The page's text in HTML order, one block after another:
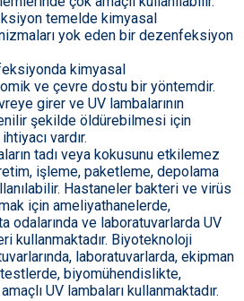
temelde kimyasal
yok eden bir dezenfeksiyon
kimyasal
ve çevre dostu bir yöntemdir.
girer ve UV lambalarının
şekilde öldürebilmesi için
vardır.
tadı veya kokusunu etkilemez
işleme, paketleme, depolama
Hastaneler bakteri ve virüs
için ameliyathanelerde,
odalarında ve laboratuvarlarda UV
kullanmaktadır. Biyoteknoloji
laboratuvarlarda, ekipman
biyomühendislikte,
UV lambaları kullanmaktadır.